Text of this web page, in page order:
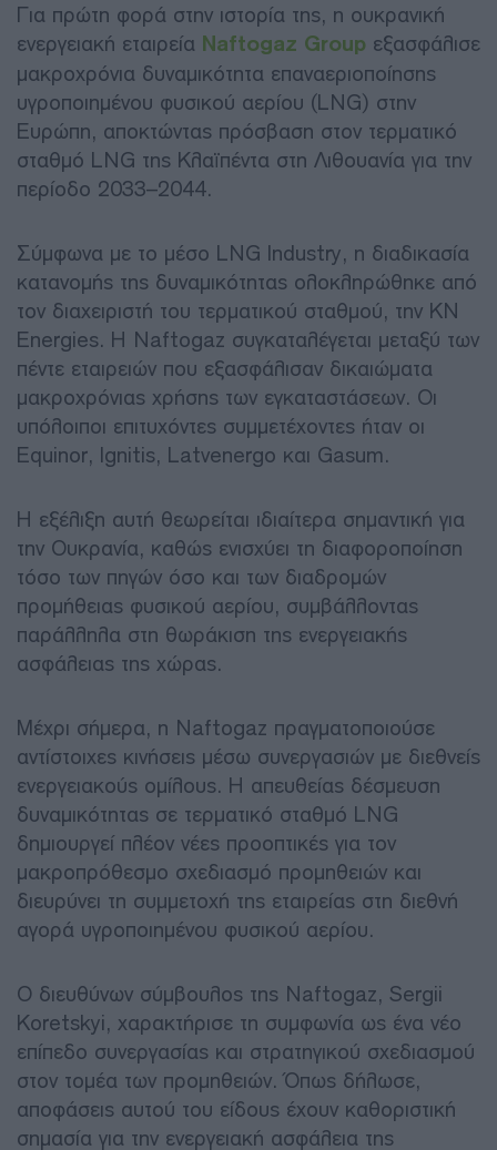
Για πρώτη φορά στην ιστορία της, η ουκρανική
ενεργειακή εταιρεία Naftogaz Group εξασφάλισε
μακροχρόνια δυναμικότητα επαναεριοποίησης
υγροποιημένου φυσικού αερίου (LNG) στην
Ευρώπη, αποκτώντας πρόσβαση στον τερματικό
σταθμό LNG της Κλαϊπέντα στη Λιθουανία για την
περίοδο 2033–2044.
Σύμφωνα με το μέσο LNG Industry, η διαδικασία
κατανομής της δυναμικότητας ολοκληρώθηκε από
τον διαχειριστή του τερματικού σταθμού, την KN
Energies. Η Naftogaz συγκαταλέγεται μεταξύ των
πέντε εταιρειών που εξασφάλισαν δικαιώματα
μακροχρόνιας χρήσης των εγκαταστάσεων. Οι
υπόλοιποι επιτυχόντες συμμετέχοντες ήταν οι
Equinor, Ignitis, Latvenergo και Gasum.
Η εξέλιξη αυτή θεωρείται ιδιαίτερα σημαντική για
την Ουκρανία, καθώς ενισχύει τη διαφοροποίηση
τόσο των πηγών όσο και των διαδρομών
προμήθειας φυσικού αερίου, συμβάλλοντας
παράλληλα στη θωράκιση της ενεργειακής
ασφάλειας της χώρας.
Μέχρι σήμερα, η Naftogaz πραγματοποιούσε
αντίστοιχες κινήσεις μέσω συνεργασιών με διεθνείς
ενεργειακούς ομίλους. Η απευθείας δέσμευση
δυναμικότητας σε τερματικό σταθμό LNG
δημιουργεί πλέον νέες προοπτικές για τον
μακροπρόθεσμο σχεδιασμό προμηθειών και
διευρύνει τη συμμετοχή της εταιρείας στη διεθνή
αγορά υγροποιημένου φυσικού αερίου.
Ο διευθύνων σύμβουλος της Naftogaz, Sergii
Koretskyi, χαρακτήρισε τη συμφωνία ως ένα νέο
επίπεδο συνεργασίας και στρατηγικού σχεδιασμού
στον τομέα των προμηθειών. Όπως δήλωσε,
αποφάσεις αυτού του είδους έχουν καθοριστική
σημασία για την ενεργειακή ασφάλεια της